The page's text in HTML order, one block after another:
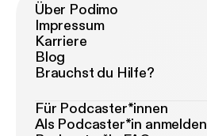
Über Podimo
Impressum
Karriere
Blog
Brauchst du Hilfe?
Für Podcaster*innen
Als Podcaster*in anmelden